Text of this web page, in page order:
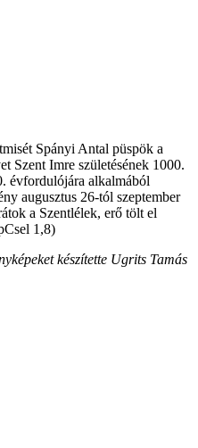
Spányi Antal püspök a
Szent Imre születésének 1000.
évfordulójára alkalmából
augusztus 26-tól szeptember
a Szentlélek, erő tölt el
1,8)
készítette Ugrits Tamás